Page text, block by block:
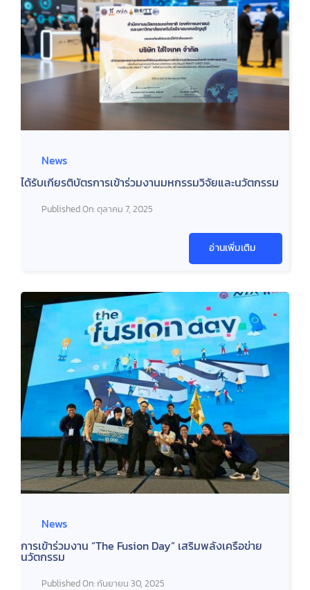
News
ได้รับเกียรติบัตรการเข้าร่วมงานมหกรรมวิจัยและนวัตกรรม
Published On: ตุลาคม 7, 2025
อ่านเพิ่มเติม
News
การเข้าร่วมงาน “The Fusion Day” เสริมพลังเครือข่าย
นวัตกรรม
Published On: กันยายน 30, 2025